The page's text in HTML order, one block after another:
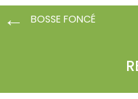
BOSSE FONCÉ